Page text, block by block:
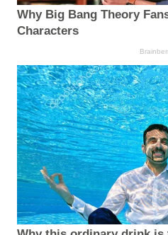
Why Big Bang Theory
Characters